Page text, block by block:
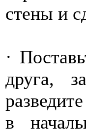
стены и
·
друга,
в